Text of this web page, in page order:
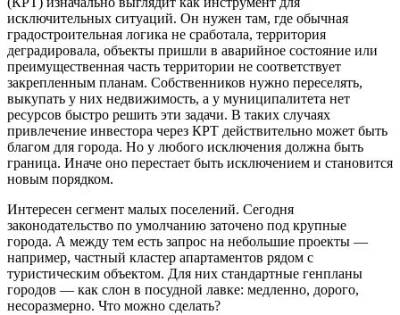
исключительных ситуаций. Он нужен там, где обычная
градостроительная логика не сработала, территория
деградировала, объекты пришли в аварийное состояние или
преимущественная часть территории не соответствует
закрепленным планам. Собственников нужно переселять,
выкупать у них недвижимость, а у муниципалитета нет
ресурсов быстро решить эти задачи. В таких случаях
привлечение инвестора через КРТ действительно может быть
благом для города. Но у любого исключения должна быть
граница. Иначе оно перестает быть исключением и становится
новым порядком.
Интересен сегмент малых поселений. Сегодня
законодательство по умолчанию заточено под крупные
города. А между тем есть запрос на небольшие проекты —
например, частный кластер апартаментов рядом с
туристическим объектом. Для них стандартные генпланы
городов — как слон в посудной лавке: медленно, дорого,
несоразмерно. Что можно сделать?